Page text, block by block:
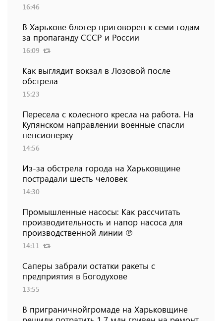
16:46
В Харькове блогер приговорен к семи годам
за пропаганду СССР и России
16:09
Как выглядит вокзал в Лозовой после
обстрела
15:23
Пересела с колесного кресла на работа. На
Купянском направлении военные спасли
пенсионерку
14:56
Из-за обстрела города на Харьковщине
пострадали шесть человек
14:30
Промышленные насосы: Как рассчитать
производительность и напор насоса для
производственной линии ℗
14:11
Саперы забрали остатки ракеты с
предприятия в Богодухове
13:55
В приграничнойгромаде на Харьковщине